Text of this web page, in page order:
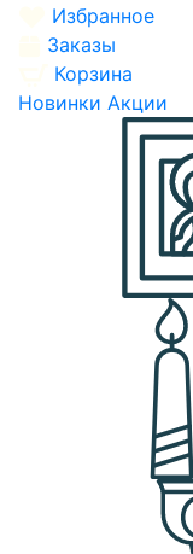
Избранное
Заказы
Корзина
Новинки Акции